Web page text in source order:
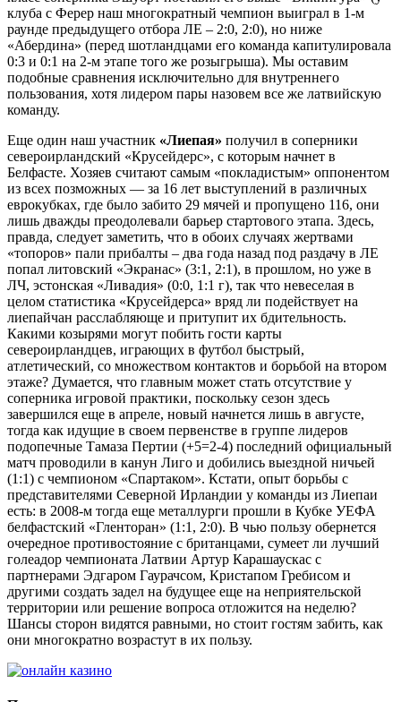
клуба с Ферер наш многократный чемпион выиграл в 1-м
раунде предыдущего отбора ЛЕ – 2:0, 2:0), но ниже
«Абердина» (перед шотландцами его команда капитулировала
0:3 и 0:1 на 2-м этапе того же розыгрыша). Мы оставим
подобные сравнения исключительно для внутреннего
пользования, хотя лидером пары назовем все же латвийскую
команду.
Еще один наш участник «Лиепая» получил в соперники
североирландский «Крусейдерс», с которым начнет в
Белфасте. Хозяев считают самым «покладистым» оппонентом
из всех позможных — за 16 лет выступлений в различных
еврокубках, где было забито 29 мячей и пропущено 116, они
лишь дважды преодолевали барьер стартового этапа. Здесь,
правда, следует заметить, что в обоих случаях жертвами
«топоров» пали прибалты – два года назад под раздачу в ЛЕ
попал литовский «Экранас» (3:1, 2:1), в прошлом, но уже в
ЛЧ, эстонская «Ливадия» (0:0, 1:1 г), так что невеселая в
целом статистика «Крусейдерса» вряд ли подействует на
лиепайчан расслабляюще и притупит их бдительность.
Какими козырями могут побить гости карты
североирландцев, играющих в футбол быстрый,
атлетический, со множеством контактов и борьбой на втором
этаже? Думается, что главным может стать отсутствие у
соперника игровой практики, поскольку сезон здесь
завершился еще в апреле, новый начнется лишь в августе,
тогда как идущие в своем первенстве в группе лидеров
подопечные Тамаза Пертии (+5=2-4) последний официальный
матч проводили в канун Лиго и добились выездной ничьей
(1:1) с чемпионом «Спартаком». Кстати, опыт борьбы с
представителями Северной Ирландии у команды из Лиепаи
есть: в 2008-м тогда еще металлурги прошли в Кубке УЕФА
белфастский «Гленторан» (1:1, 2:0). В чью пользу обернется
очередное противостояние с британцами, сумеет ли лучший
голеадор чемпионата Латвии Артур Карашаускас с
партнерами Эдгаром Гаурачсом, Кристапом Гребисом и
другими создать задел на будущее еще на неприятельской
территории или решение вопроса отложится на неделю?
Шансы сторон видятся равными, но стоит гостям забить, как
они многократно возрастут в их пользу.